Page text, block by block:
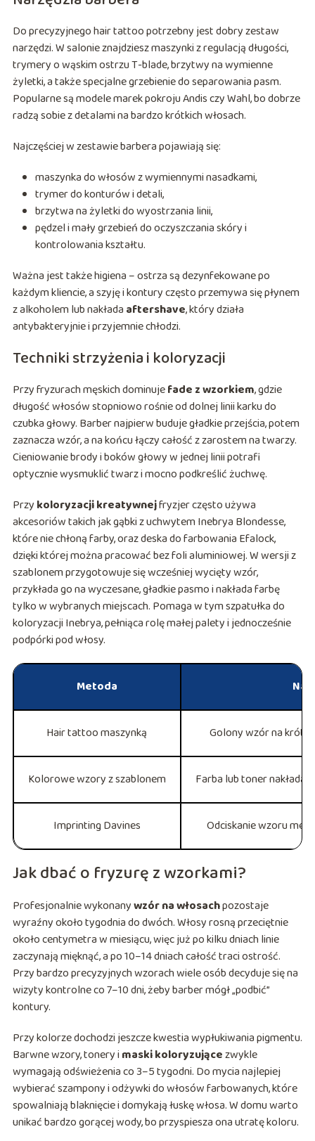
Do precyzyjnego hair tattoo potrzebny jest dobry zestaw
narzędzi. W salonie znajdziesz maszynki z regulacją długości,
trymery o wąskim ostrzu T-blade, brzytwy na wymienne
żyletki, a także specjalne grzebienie do separowania pasm.
Popularne są modele marek pokroju Andis czy Wahl, bo dobrze
radzą sobie z detalami na bardzo krótkich włosach.
Najczęściej w zestawie barbera pojawiają się:
maszynka do włosów z wymiennymi nasadkami,
trymer do konturów i detali,
brzytwa na żyletki do wyostrzania linii,
pędzel i mały grzebień do oczyszczania skóry i
kontrolowania kształtu.
Ważna jest także higiena – ostrza są dezynfekowane po
każdym kliencie, a szyję i kontury często przemywa się płynem
z alkoholem lub nakłada aftershave, który działa
antybakteryjnie i przyjemnie chłodzi.
Techniki strzyżenia i koloryzacji
Przy fryzurach męskich dominujefade z wzorkiem, gdzie
długość włosów stopniowo rośnie od dolnej linii karku do
czubka głowy. Barber najpierw buduje gładkie przejścia, potem
zaznacza wzór, a na końcu łączy całość z zarostem na twarzy.
Cieniowanie brody i boków głowy w jednej linii potrafi
optycznie wysmuklić twarz i mocno podkreślić żuchwę.
Przy koloryzacji kreatywnejfryzjer często używa
akcesoriów takich jak gąbki z uchwytem Inebrya Blondesse,
które nie chłoną farby, oraz deska do farbowania Efalock,
dzięki której można pracować bez foli aluminiowej. W wersji z
szablonem przygotowuje się wcześniej wycięty wzór,
przykłada go na wyczesane, gładkie pasmo i nakłada farbę
tylko w wybranych miejscach. Pomaga w tym szpatułka do
koloryzacji Inebrya, pełniąca rolę małej palety i jednocześnie
podpórki pod włosy.
Metoda Na
Hair tattoo maszynką Golony wzór na
Kolorowe wzory z szablonem Farba lub toner
Imprinting Davines Odciskanie wzoru
Jak dbać o fryzurę z wzorkami?
Profesjonalnie wykonanywzór na włosachpozostaje
wyraźny około tygodnia do dwóch. Włosy rosną przeciętnie
około centymetra w miesiącu, więc już po kilku dniach linie
zaczynają mięknąć, a po 10–14 dniach całość traci ostrość.
Przy bardzo precyzyjnych wzorach wiele osób decyduje się na
wizyty kontrolne co 7–10 dni, żeby barber mógł „podbić”
kontury.
Przy kolorze dochodzi jeszcze kwestia wypłukiwania pigmentu.
Barwne wzory, tonery i maski koloryzującezwykle
wymagają odświeżenia co 3–5 tygodni. Do mycia najlepiej
wybierać szampony i odżywki do włosów farbowanych, które
spowalniają blaknięcie i domykają łuskę włosa. W domu warto
unikać bardzo gorącej wody, bo przyspiesza ona utratę koloru.